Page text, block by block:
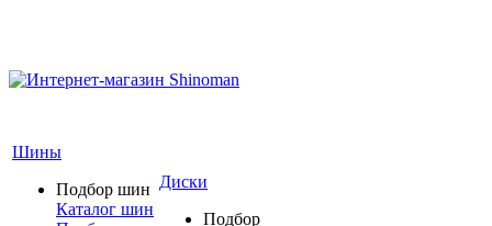
Шины
Подбор шин
Каталог шин
Диски
Подбор